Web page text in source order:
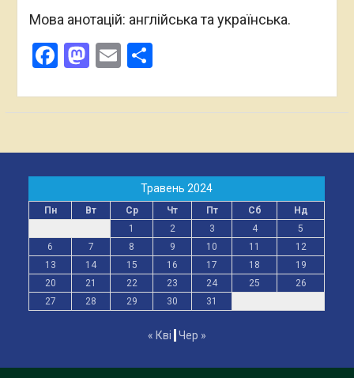
Мова анотацій: англійська та українська.
Facebook
Mastodon
EmailПоділитися
Травень 2024
Пн Вт Ср Чт Пт Сб
Нд
1
2 3 4
5
6
7 8 9 10 11
12
13
14 15 16 17 18
19
20
21 22 23 24 25
26
27
28 29 30 31
« Кві Чер »